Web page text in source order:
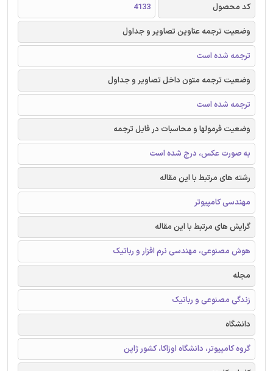
کد محصول
4133
وضعیت ترجمه عناوین تصاویر و جداول
ترجمه شده است
وضعیت ترجمه متون داخل تصاویر و جداول
ترجمه شده است
وضعیت فرمولها و محاسبات در فایل ترجمه
به صورت عکس، درج شده است
رشته های مرتبط با این مقاله
مهندسی کامپیوتر
گرایش های مرتبط با این مقاله
هوش مصنوعی، مهندسی نرم افزار و رباتیک
مجله
زندگی مصنوعی و رباتیک
دانشگاه
گروه کامپیوتر، دانشگاه اوزاکا، کشور ژاپن